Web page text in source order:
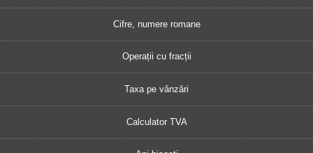
Cifre, numere romane
Operații cu fracții
Taxa pe vânzări
Calculator TVA